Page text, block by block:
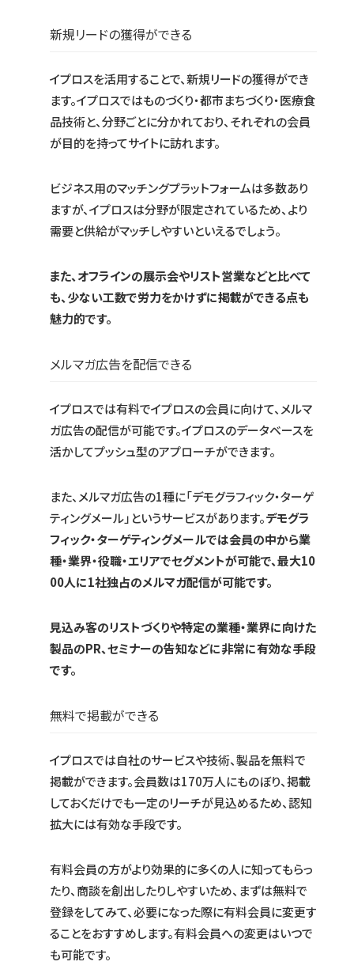
新規リードの獲得ができる
イプロスを活用することで、新規リードの獲得ができ
ます。イプロスではものづくり・都市まちづくり・医療食
品技術と、分野ごとに分かれており、それぞれの会員
が目的を持ってサイトに訪れます。
ビジネス用のマッチングプラットフォームは多数あり
ますが、イプロスは分野が限定されているため、より
需要と供給がマッチしやすいといえるでしょう。
また、オフラインの展示会やリスト営業などと比べて
も、少ない工数で労力をかけずに掲載ができる点も
魅力的です。
メルマガ広告を配信できる
イプロスでは有料でイプロスの会員に向けて、メルマ
ガ広告の配信が可能です。イプロスのデータベースを
活かしてプッシュ型のアプローチができます。
また、メルマガ広告の1種に「デモグラフィック・ターゲ
ティングメール」というサービスがあります。デモグラ
フィック・ターゲティングメールでは会員の中から業
種・業界・役職・エリアでセグメントが可能で、最大10
00人に1社独占のメルマガ配信が可能です。
見込み客のリストづくりや特定の業種・業界に向けた
製品のPR、セミナーの告知などに非常に有効な手段
です。
無料で掲載ができる
イプロスでは自社のサービスや技術、製品を無料で
掲載ができます。会員数は170万人にものぼり、掲載
しておくだけでも一定のリーチが見込めるため、認知
拡大には有効な手段です。
有料会員の方がより効果的に多くの人に知ってもらっ
たり、商談を創出したりしやすいため、まずは無料で
登録をしてみて、必要になった際に有料会員に変更す
ることをおすすめします。有料会員への変更はいつで
も可能です。